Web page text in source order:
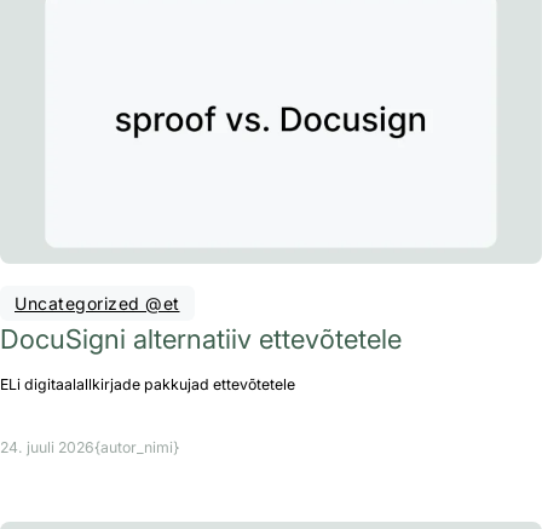
Uncategorized @et
DocuSigni alternatiiv ettevõtetele
ELi digitaalallkirjade pakkujad ettevõtetele
24. juuli 2026{autor_nimi}